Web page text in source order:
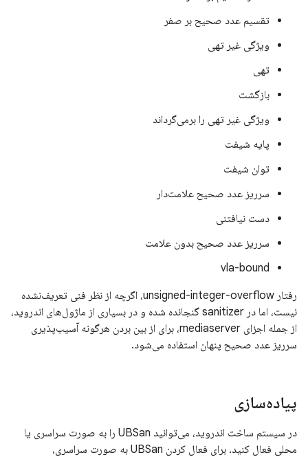
تقسیم عدد صحیح بر صفر
ویژگی غیر تهی
تهی
بازگشت
ویژگی غیر تهی را برمی‌گرداند
پایه شیفت
توان شیفت
سرریز عدد صحیح علامت‌دار
دست نیافتنی
سرریز عدد صحیح بدون علامت
vla-bound
رفتار unsigned-integer-overflow، اگرچه از نظر فنی تعریف‌نشده
نیست، اما در sanitizer گنجانده شده و در بسیاری از ماژول‌های اندروید،
از جمله اجزای mediaserver، برای از بین بردن هرگونه آسیب‌پذیری
سرریز عدد صحیح پنهان استفاده می‌شود.
پیاده‌سازی
در سیستم ساخت اندروید، می‌توانید UBSan را به صورت سراسری یا
محلی فعال کنید. برای فعال کردن UBSan به صورت سراسری،